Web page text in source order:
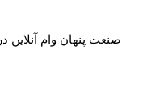
صنعت پنهان وام آنلاین